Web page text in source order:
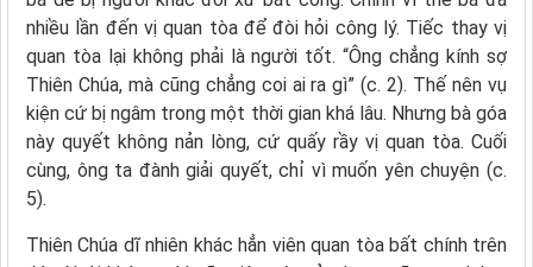
nhiều lần đến vị quan tòa để đòi hỏi công lý. Tiếc thay vị
quan tòa lại không phải là người tốt. “Ông chẳng kính sợ
Thiên Chúa, mà cũng chẳng coi ai ra gì” (c. 2). Thế nên vụ
kiện cứ bị ngâm trong một thời gian khá lâu. Nhưng bà góa
này quyết không nản lòng, cứ quấy rầy vị quan tòa. Cuối
cùng, ông ta đành giải quyết, chỉ vì muốn yên chuyện (c.
5).
Thiên Chúa dĩ nhiên khác hẳn viên quan tòa bất chính trên